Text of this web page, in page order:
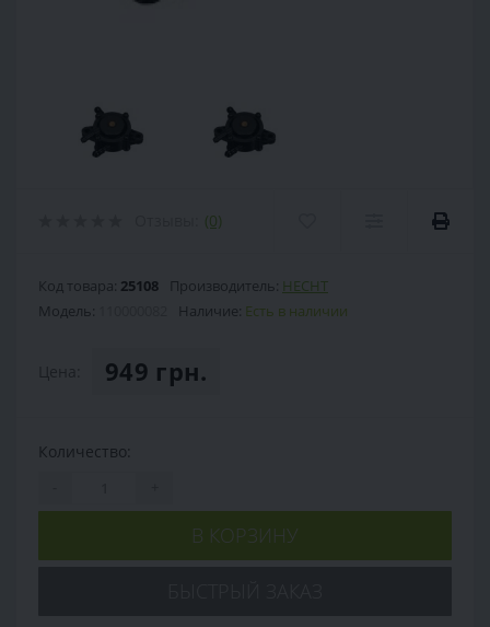
(0)
Код товара: 25108 Производитель: HECHT
Модель:
Наличие: Есть в наличии
949 грн.
Количество:
В КОРЗИНУ